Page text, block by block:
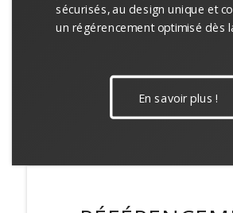
sécurisés, au design unique et
un régérencement optimisé dès
En savoir plus !